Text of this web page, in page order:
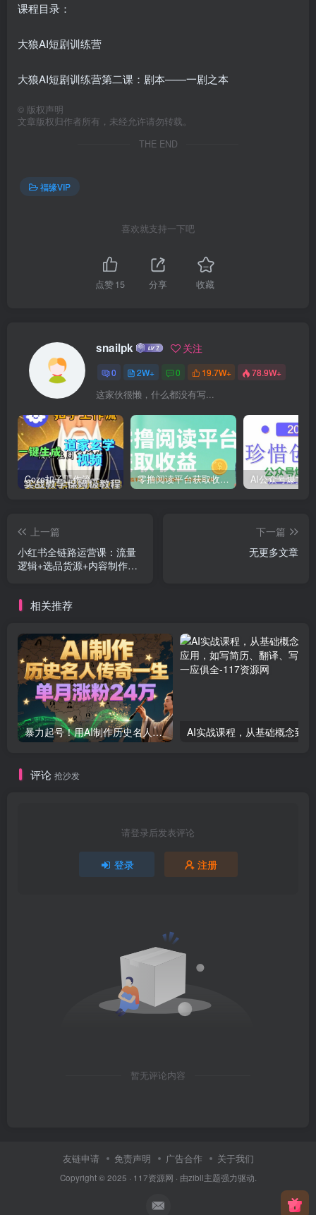
课程目录：
大狼AI短剧训练营
大狼AI短剧训练营第二课：剧本——一剧之本
© 版权声明
文章版权归作者所有，未经允许请勿转载。
THE END
福缘VIP
喜欢就支持一下吧
点赞15 分享 收藏
snailpk 关注
0 2W+ 0 19.7W+ 78.9W+
这家伙很懒，什么都没有写...
Coze扣子工作流一键生成道家玄学短视频，实战保姆级教程 零撸阅读平台获取收益，最新无门槛平台，一部手机即可操作，单日收益50-3张【揭秘】
上一篇
小红书全链路运营课：流量
逻辑+选品货源+内容制作
下一篇
无更多文章
相关推荐
暴力起号！用AI制作历史名人传奇一生，单月涨粉24万，涨粉+变现赛道黑马来了
评论 抢沙发
请登录后发表评论
登录 注册
暂无评论内容
友链申请 免责声明 广告合作 关于我们
Copyright © 2025 · 117资源网 · 由zibll主题强力驱动.